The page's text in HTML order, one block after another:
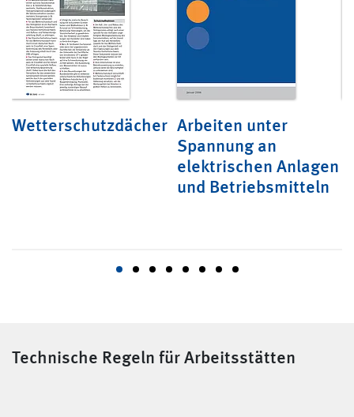
Wetterschutzdächer Arbeiten unter
Spannung an
elektrischen Anlagen
und Betriebsmitteln
Technische Regeln für Arbeitsstätten